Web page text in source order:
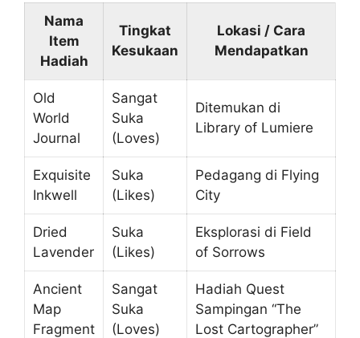
Nama
Item
Hadiah
Tingkat
Kesukaan
Lokasi / Cara
Mendapatkan
Old
World
Journal
Sangat
Suka
(Loves)
Ditemukan di
Library of Lumiere
Exquisite
Inkwell
Suka
(Likes)
Pedagang di Flying
City
Dried
Lavender
Suka
(Likes)
Eksplorasi di Field
of Sorrows
Ancient
Map
Fragment
Sangat
Suka
(Loves)
Hadiah Quest
Sampingan “The
Lost Cartographer”